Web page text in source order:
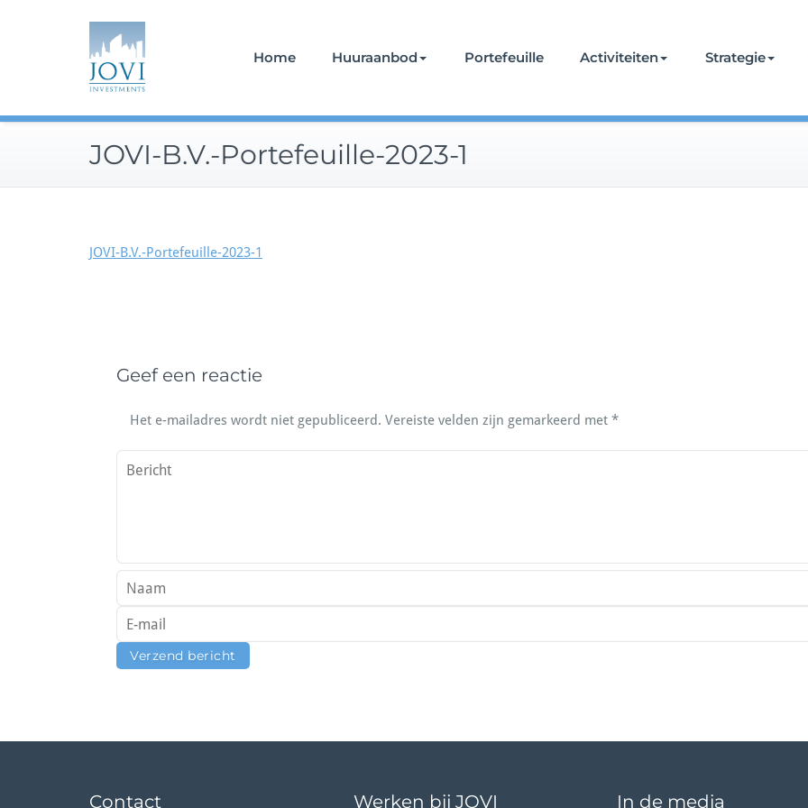
Home Huuraanbod Portefeuille Activiteiten Strategie
JOVI-B.V.-Portefeuille-2023-1
JOVI-B.V.-Portefeuille-2023-1
Geef een reactie
Het e-mailadres wordt niet gepubliceerd. Vereiste velden zijn gemarkeerd met *
Contact Werken bij JOVI In de media